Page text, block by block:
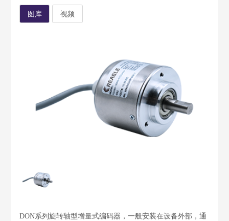
图库 视频
DON系列旋转轴型增量式编码器，一般安装在设备外部，通